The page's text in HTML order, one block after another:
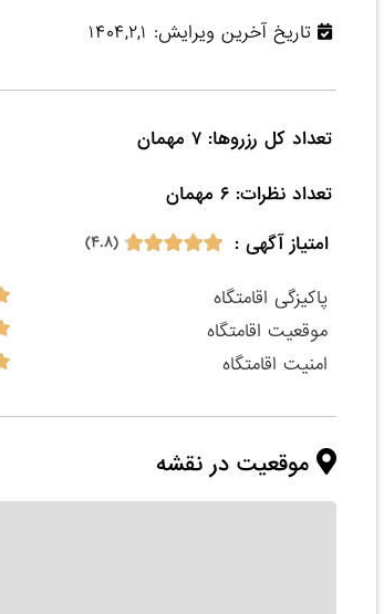
تاریخ آخرین ویرایش: ۱۴۰۴,۲,۱
تعداد نظرات: ۶ مهمان
امتیاز آگهی :
(۴.۸)
پاکیزگی اقامتگاه
موقعیت اقامتگاه
امنیت اقامتگاه
موقعیت در نقشه